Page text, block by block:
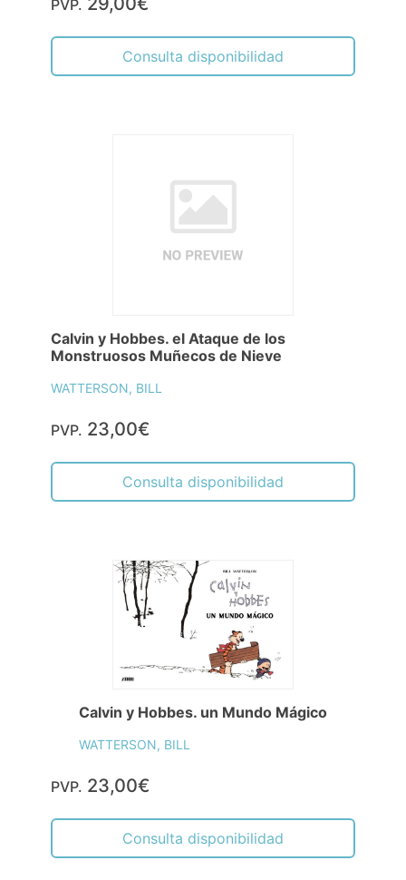
PVP.
Consulta disponibilidad
Calvin y Hobbes. el Ataque de los
Monstruosos Muñecos de Nieve
WATTERSON, BILL
PVP. 23,00€
Consulta disponibilidad
Calvin y Hobbes. un Mundo Mágico
WATTERSON, BILL
PVP. 23,00€
Consulta disponibilidad